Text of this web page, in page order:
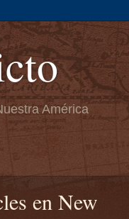
América
en New